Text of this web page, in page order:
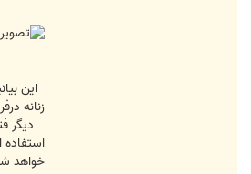
این
زنانه
دیگر